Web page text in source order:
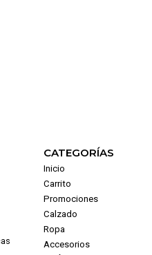
CATEGORÍAS
Inicio
Carrito
Promociones
Calzado
Ropa
Accesorios